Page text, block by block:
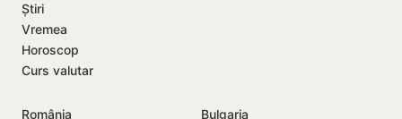
Știri
Vremea
Horoscop
Curs valutar
România Bulgaria